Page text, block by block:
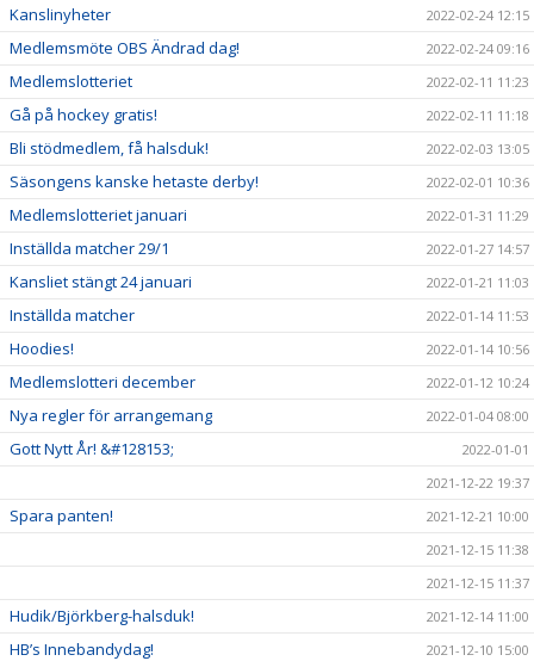
Kanslinyheter 2022-02-24 12:15
Medlemsmöte OBS Ändrad dag! 2022-02-24 09:16
Medlemslotteriet 2022-02-11 11:23
Gå på hockey gratis! 2022-02-11 11:18
Bli stödmedlem, få halsduk! 2022-02-03 13:05
Säsongens kanske hetaste derby! 2022-02-01 10:36
Medlemslotteriet januari 2022-01-31 11:29
Inställda matcher 29/1 2022-01-27 14:57
Kansliet stängt 24 januari 2022-01-21 11:03
Inställda matcher 2022-01-14 11:53
Hoodies! 2022-01-14 10:56
Medlemslotteri december 2022-01-12 10:24
Nya regler för arrangemang 2022-01-04 08:00
Gott Nytt År! &#128153;
2022-01-01
2021-12-22 19:37
Spara panten!
2021-12-21 10:00
2021-12-15 11:38
2021-12-15 11:37
Hudik/Björkberg-halsduk! 2021-12-14 11:00
HB’s Innebandydag! 2021-12-10 15:00